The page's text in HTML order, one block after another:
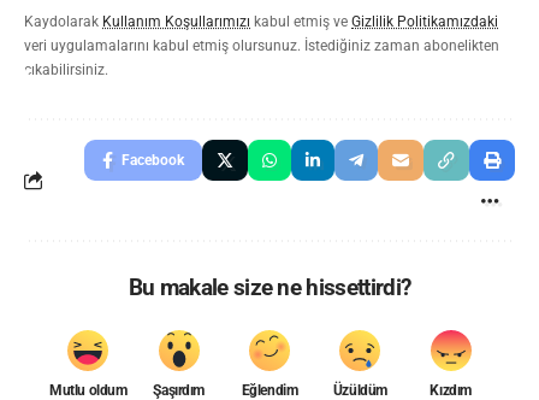
Kaydolarak Kullanım Koşullarımızı kabul etmiş ve Gizlilik Politikamızdaki
veri uygulamalarını kabul etmiş olursunuz. İstediğiniz zaman abonelikten
çıkabilirsiniz.
Facebook
Bu makale size ne hissettirdi?
Mutlu oldum Şaşırdım Eğlendim Üzüldüm Kızdım